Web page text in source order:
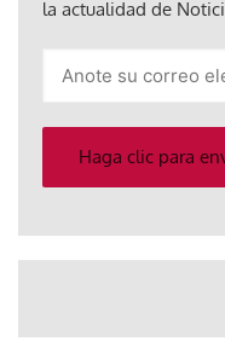
la actualidad de
electrónico
Haga clic para